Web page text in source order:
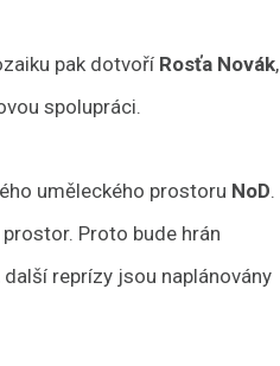
pak dotvoří Rosťa Novák,
spolupráci.
uměleckého prostoru NoD.
Proto bude hrán
další reprízy jsou naplánovány